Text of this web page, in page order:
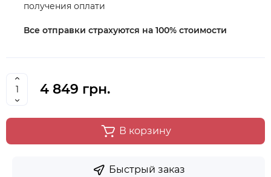
получения оплати
Все отправки страхуются на 100% стоимости
4 849 грн.
В корзину
Быстрый заказ